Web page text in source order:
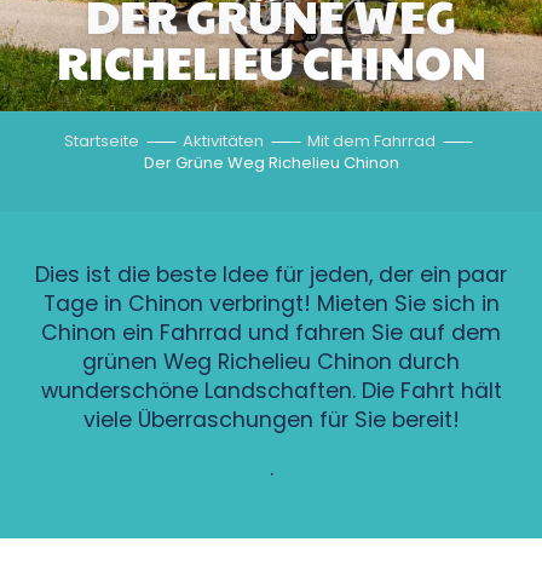
DER GRÜNE WEG
RICHELIEU CHINON
Startseite Aktivitäten
Mit dem Fahrrad
Der Grüne Weg Richelieu Chinon
Dies ist die beste Idee für jeden, der ein paar
Tage in Chinon verbringt! Mieten Sie sich in
Chinon ein Fahrrad und fahren Sie auf dem
grünen Weg Richelieu Chinon durch
wunderschöne Landschaften. Die Fahrt hält
viele Überraschungen für Sie bereit!
.